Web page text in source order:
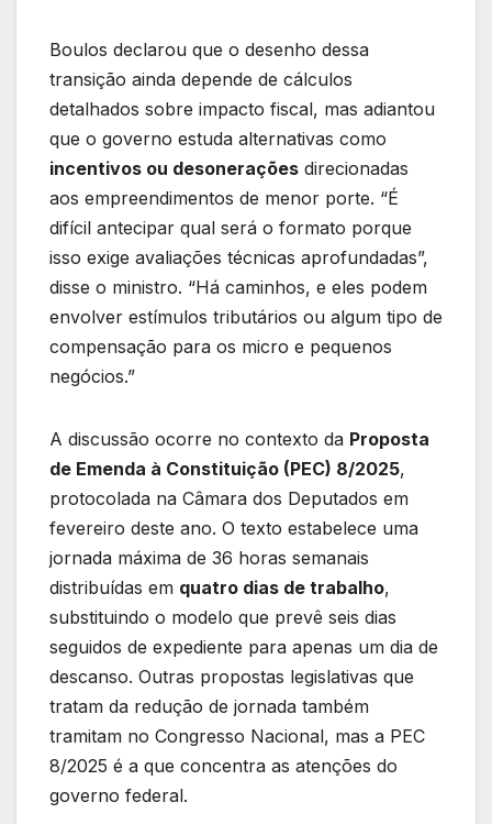
Boulos declarou que o desenho dessa
transição ainda depende de cálculos
detalhados sobre impacto fiscal, mas adiantou
que o governo estuda alternativas como
incentivos ou desonerações direcionadas
aos empreendimentos de menor porte. “É
difícil antecipar qual será o formato porque
isso exige avaliações técnicas aprofundadas”,
disse o ministro. “Há caminhos, e eles podem
envolver estímulos tributários ou algum tipo de
compensação para os micro e pequenos
negócios.”
A discussão ocorre no contexto da Proposta
de Emenda à Constituição (PEC) 8/2025,
protocolada na Câmara dos Deputados em
fevereiro deste ano. O texto estabelece uma
jornada máxima de 36 horas semanais
distribuídas em quatro dias de trabalho,
substituindo o modelo que prevê seis dias
seguidos de expediente para apenas um dia de
descanso. Outras propostas legislativas que
tratam da redução de jornada também
tramitam no Congresso Nacional, mas a PEC
8/2025 é a que concentra as atenções do
governo federal.